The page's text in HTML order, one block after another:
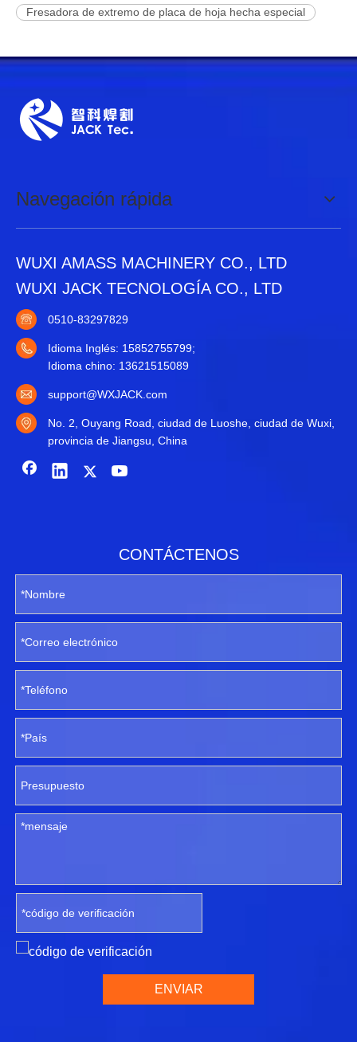
Fresadora de extremo de placa de hoja hecha especial
Navegación rápida
WUXI AMASS MACHINERY CO., LTD
WUXI JACK TECNOLOGÍA CO., LTD
0510-83297829
Idioma Inglés: 15852755799;
Idioma chino: 13621515089
support@WXJACK.com
No. 2, Ouyang Road, ciudad de Luoshe, ciudad de Wuxi,
provincia de Jiangsu, China
CONTÁCTENOS
ENVIAR